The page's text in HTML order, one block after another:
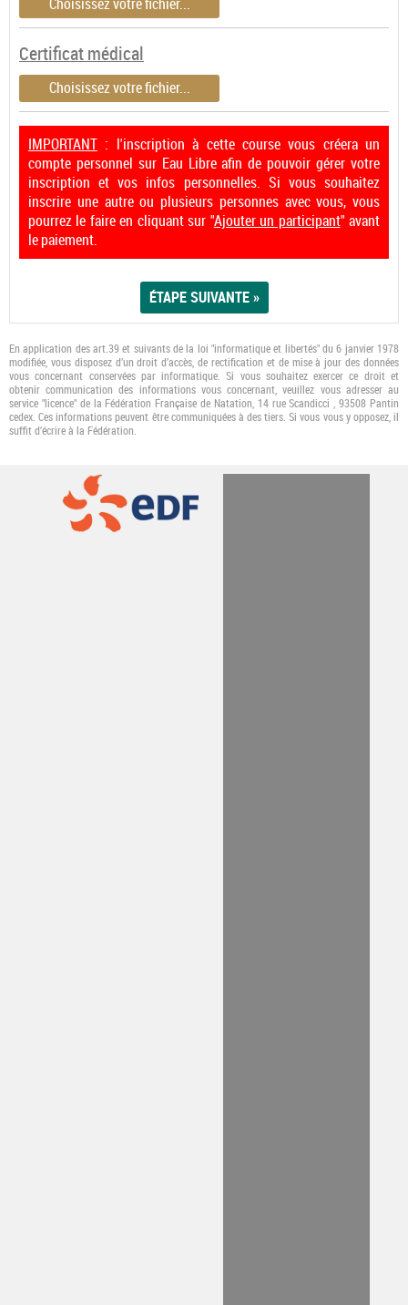
Choisissez votre fichier...
Certificat médical
Choisissez votre fichier...
IMPORTANT : l'inscription à cette course vous créera un
compte personnel sur Eau Libre afin de pouvoir gérer votre
inscription et vos infos personnelles. Si vous souhaitez
inscrire une autre ou plusieurs personnes avec vous, vous
pourrez le faire en cliquant sur "Ajouter un participant" avant
le paiement.
En application des art.39 et suivants de la loi "informatique et libertés" du 6 janvier 1978
modifiée, vous disposez d’un droit d’accès, de rectification et de mise à jour des données
vous concernant conservées par informatique. Si vous souhaitez exercer ce droit et
obtenir communication des informations vous concernant, veuillez vous adresser au
service "licence" de la Fédération Française de Natation, 14 rue Scandicci , 93508 Pantin
cedex. Ces informations peuvent être communiquées à des tiers. Si vous vous y opposez, il
suﬃt d’écrire à la Fédération.